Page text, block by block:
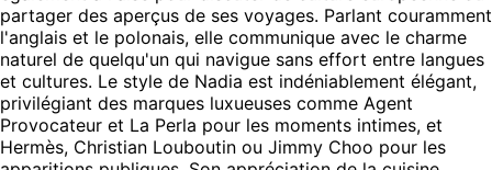
partager des aperçus de ses voyages. Parlant couramment
l'anglais et le polonais, elle communique avec le charme
naturel de quelqu'un qui navigue sans effort entre langues
et cultures. Le style de Nadia est indéniablement élégant,
privilégiant des marques luxueuses comme Agent
Provocateur et La Perla pour les moments intimes, et
Hermès, Christian Louboutin ou Jimmy Choo pour les